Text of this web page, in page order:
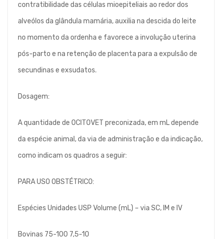
contratibilidade das células mioepiteliais ao redor dos
alveólos da glândula mamária, auxilia na descida do leite
no momento da ordenha e favorece a involução uterina
pós-parto e na retenção de placenta para a expulsão de
secundinas e exsudatos.
Dosagem:
A quantidade de OCITOVET preconizada, em mL depende
da espécie animal, da via de administração e da indicação,
como indicam os quadros a seguir:
PARA USO OBSTÉTRICO:
Espécies Unidades USP Volume (mL) – via SC, IM e IV
Bovinas 75-100 7,5-10